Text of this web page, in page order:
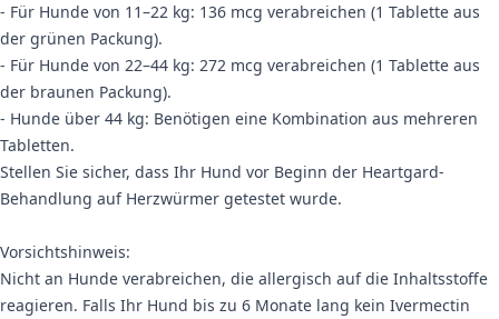
- Für Hunde von 11–22 kg: 136 mcg verabreichen (1 Tablette aus
der grünen Packung).
- Für Hunde von 22–44 kg: 272 mcg verabreichen (1 Tablette aus
der braunen Packung).
- Hunde über 44 kg: Benötigen eine Kombination aus mehreren
Tabletten.
Stellen Sie sicher, dass Ihr Hund vor Beginn der Heartgard-
Behandlung auf Herzwürmer getestet wurde.
Vorsichtshinweis:
Nicht an Hunde verabreichen, die allergisch auf die Inhaltsstoffe
reagieren. Falls Ihr Hund bis zu 6 Monate lang kein Ivermectin